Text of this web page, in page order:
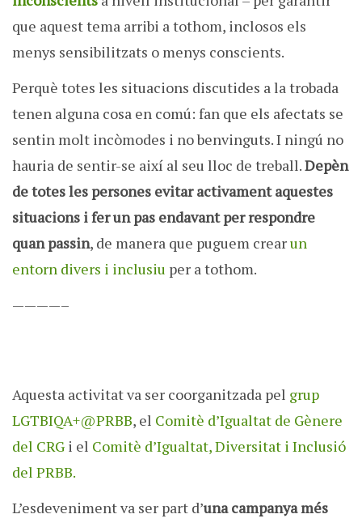
que aquest tema arribi a tothom, inclosos els
menys sensibilitzats o menys conscients.
Perquè totes les situacions discutides a la trobada
tenen alguna cosa en comú: fan que els afectats se
sentin molt incòmodes i no benvinguts. I ningú no
hauria de sentir-se així al seu lloc de treball.Depèn
de totes les persones evitar activament aquestes
situacions i fer un pas endavant per respondre
quan passin, de manera que puguem crearun
entorn divers i inclusiu per a tothom.
————–
Aquesta activitat va ser coorganitzada pel grup
LGTBIQA+@PRBB, el Comitè d’Igualtat de Gènere
del CRG i el Comitè d’Igualtat, Diversitat i Inclusió
del PRBB.
L’esdeveniment va ser part d’una campanya més